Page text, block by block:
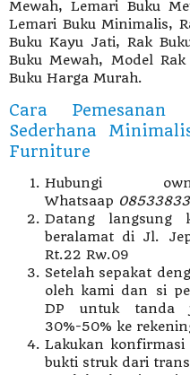
Mewah, Lemari Buku
Lemari Buku Minimalis,
Buku Kayu Jati, Rak
Buku Mewah, Model
Buku Harga Murah.
Cara
Sederhana
Furniture
Hubungi
Whatsaap
Datang langsung
beralamat di Jl.
Rt.22 Rw.09
Setelah sepakat
oleh kami dan si
DP untuk tanda
30%-50% ke
Lakukan
bukti struk dari